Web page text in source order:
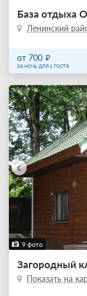
База отдыха
Ленинский
от 700
ЗА НОЧЬ ДЛЯ 1 ГОСТЯ
9 фото
Загородный
Показать на